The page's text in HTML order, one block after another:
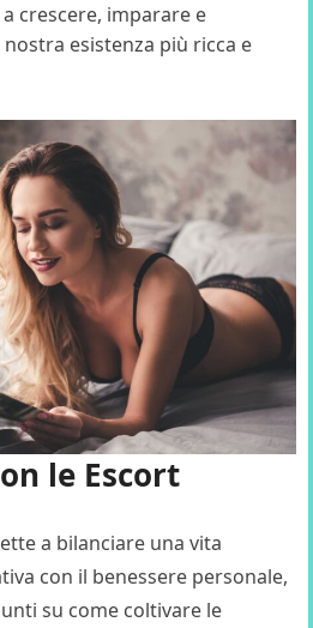
crescere, imparare e
esistenza più ricca e
le Escort
a bilanciare una vita
con il benessere personale,
su come coltivare le